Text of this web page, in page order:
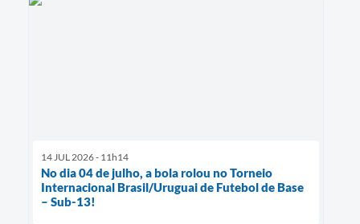
14 JUL 2026 - 11h14
No dia 04 de julho, a bola rolou no Torneio
Internacional Brasil/Uruguai de Futebol de Base
– Sub-13!